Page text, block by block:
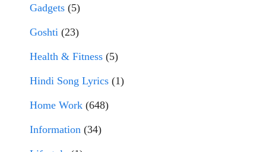
Gadgets (5)
Goshti (23)
Health & Fitness (5)
Hindi Song Lyrics (1)
Home Work (648)
Information (34)